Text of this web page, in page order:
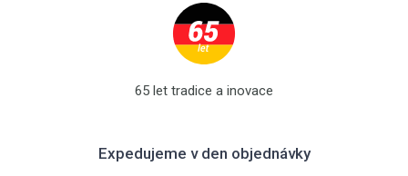
65 let tradice a inovace
Expedujeme v den objednávky